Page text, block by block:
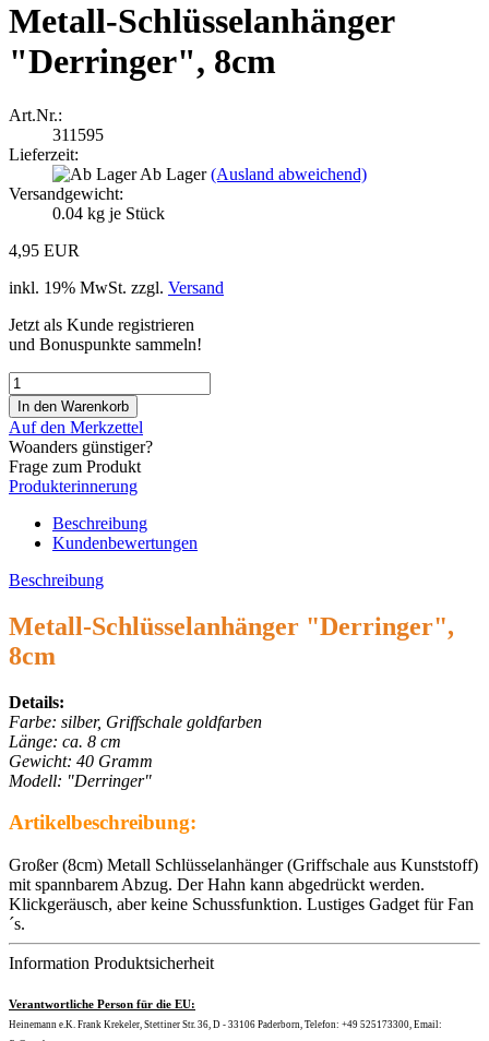
Metall-Schlüsselanhänger
"Derringer", 8cm
Art.Nr.:
311595
Lieferzeit:
Ab Lager(Ausland abweichend)
Versandgewicht:
0.04 kg je Stück
4,95 EUR
inkl. 19% MwSt. zzgl. Versand
Jetzt als Kunde registrieren
und Bonuspunkte sammeln!
Auf den Merkzettel
Woanders günstiger?
Frage zum Produkt
Produkterinnerung
Beschreibung
Kundenbewertungen
Beschreibung
Metall-Schlüsselanhänger "Derringer",
8cm
Details:
Farbe: silber, Griffschale goldfarben
Länge: ca. 8 cm
Gewicht: 40 Gramm
Modell: "Derringer"
Artikelbeschreibung:
Großer (8cm) Metall Schlüsselanhänger (Griffschale aus Kunststoff)
mit spannbarem Abzug. Der Hahn kann abgedrückt werden.
Klickgeräusch, aber keine Schussfunktion. Lustiges Gadget für Fan
´s.
Information Produktsicherheit
Verantwortliche Person für die EU:
Heinemann e.K. Frank Krekeler, Stettiner Str. 36, D - 33106 Paderborn, Telefon: +49 525173300, Email: